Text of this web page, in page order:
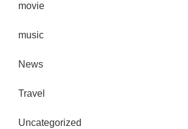
movie
music
News
Travel
Uncategorized